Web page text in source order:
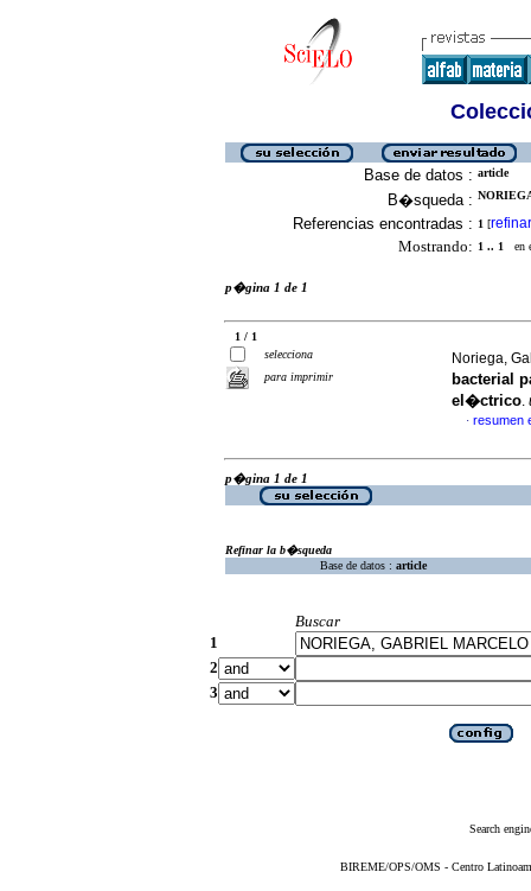
Base de datos : article
B�squeda :
Referencias encontradas : 1 [refinar
Mostrando: 1 .. 1 en
p�gina 1 de 1
1 / 1
selecciona
para imprimir
Noriega,
bacterial
el�ctrico.
· resumen
p�gina 1 de 1
Refinar la b�squeda
Base de datos : article
Buscar
1
2
3
Search
BIREME/OPS/OMS - Centro